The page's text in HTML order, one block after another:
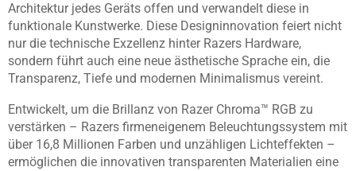
Architektur jedes Geräts offen und verwandelt diese in
funktionale Kunstwerke. Diese Designinnovation feiert nicht
nur die technische Exzellenz hinter Razers Hardware,
sondern führt auch eine neue ästhetische Sprache ein, die
Transparenz, Tiefe und modernen Minimalismus vereint.
Entwickelt, um die Brillanz von Razer Chroma™ RGB zu
verstärken – Razers firmeneigenem Beleuchtungssystem mit
über 16,8 Millionen Farben und unzähligen Lichteffekten –
ermöglichen die innovativen transparenten Materialien eine